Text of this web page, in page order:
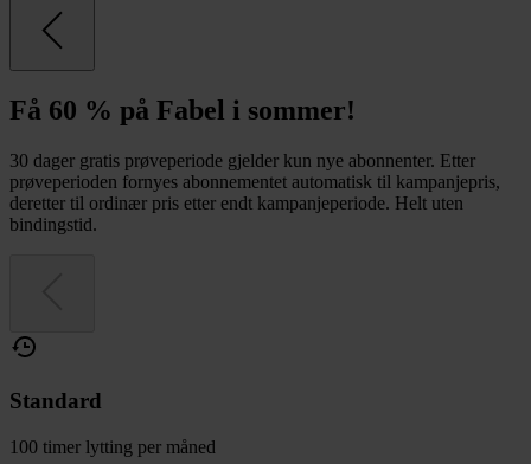
Få 60 % på Fabel i sommer!
30 dager gratis prøveperiode gjelder kun nye abonnenter. Etter
prøveperioden fornyes abonnementet automatisk til kampanjepris,
deretter til ordinær pris etter endt kampanjeperiode. Helt uten
bindingstid.
Standard
100 timer lytting per måned